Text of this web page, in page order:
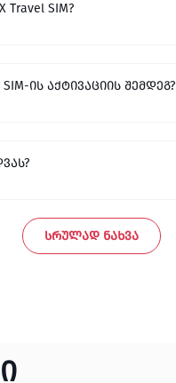
SIM?
ის აქტივაციის შემდეგ?
ᲡᲠᲣᲚᲐᲓ ᲜᲐᲮᲕᲐ